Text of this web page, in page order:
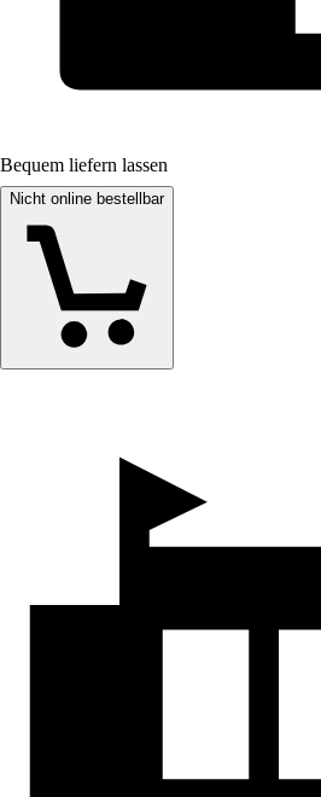
Bequem liefern lassen
Nicht online bestellbar